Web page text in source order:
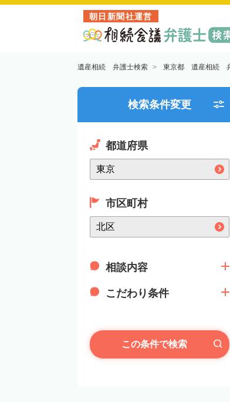
朝日新聞社運営
遺産相続 弁護士検索 東京都 遺産相続
検索条件変更
都道府県
市区町村
相談内容
こだわり条件
この条件で検索